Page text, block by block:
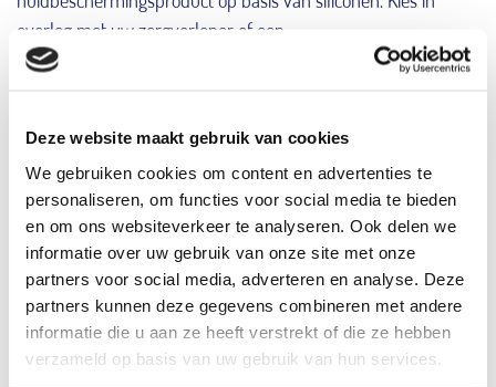
Deze website maakt gebruik van cookies
We gebruiken cookies om content en advertenties te
personaliseren, om functies voor social media te bieden
en om ons websiteverkeer te analyseren. Ook delen we
informatie over uw gebruik van onze site met onze
partners voor social media, adverteren en analyse. Deze
partners kunnen deze gegevens combineren met andere
informatie die u aan ze heeft verstrekt of die ze hebben
verzameld op basis van uw gebruik van hun services.
overleg met uw zorgverlener of een
decubitusverpleegkundige van Q Care één product en breng
beddengoed bij het voorkomen van decubitus
(doorligplekken). IAD vergroot namelijk ook het risico daarop.
Bespreek uw incontinentieklachten met uw huisarts of
zorgverlener en zoek gezamenlijk naar passende oplossingen.
Kijk hierbij ook naar de oorzaak van incontinentie, mogelijk
zou u baat kunnen hebben bij een mictietraining om uw
continentie te verbeteren.